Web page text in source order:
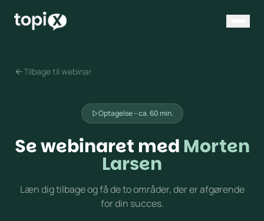
Tilbage til webinar
Optagelse – ca. 60 min.
Se webinaret med Morten
Larsen
Læn dig tilbage og få de to områder, der er afgørende
for din succes.